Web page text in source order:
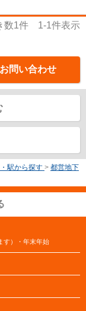
数1件 1-1件表示
お問い合わせ
駅から探す > 都営地下
す）・年末年始